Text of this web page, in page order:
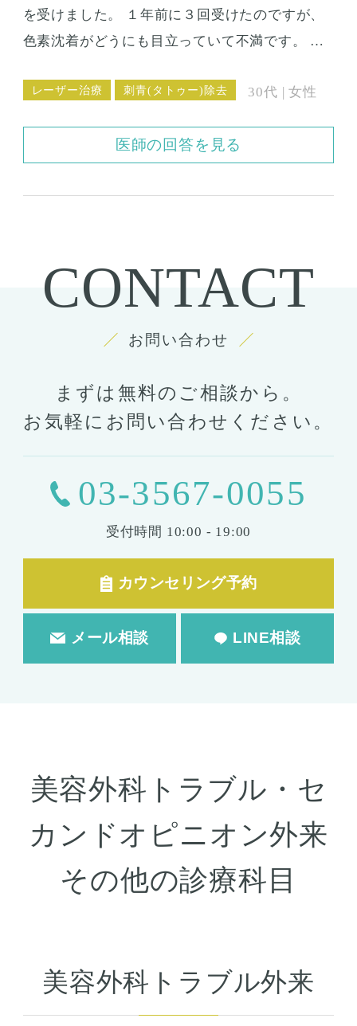
を受けました。 １年前に３回受けたのですが、
色素沈着がどうにも目立っていて不満です。 こ
しょうか？ 何か治療法はありませんか？ ちなみ
シミのように見えて本当にイヤです。
レーザー治療 刺青(タトゥー)除去 30代 | 女性
医師の回答を見る
CONTACT
お問い合わせ
まずは無料のご相談から。
お気軽にお問い合わせください。
03-3567-0055
受付時間 10:00 - 19:00
カウンセリング予約
メール相談 LINE相談
美容外科トラブル・セ
カンドオピニオン外来
その他の診療科目
美容外科トラブル外来